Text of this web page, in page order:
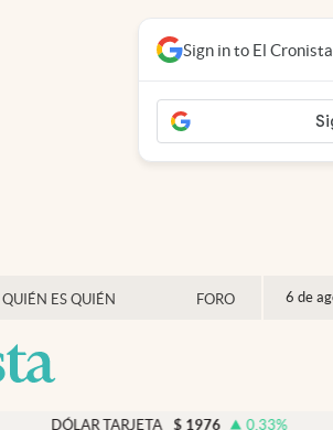
QUIÉN ES QUIÉN FORO 6 de
TARJETA $ 1976 0.33%
Sign in to El